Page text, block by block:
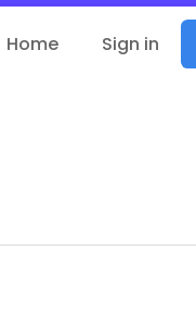
Home Sign in